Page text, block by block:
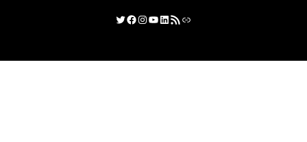
X Facebook
Instagram
YouTube
LinkedIn
RSS 資訊提供連結